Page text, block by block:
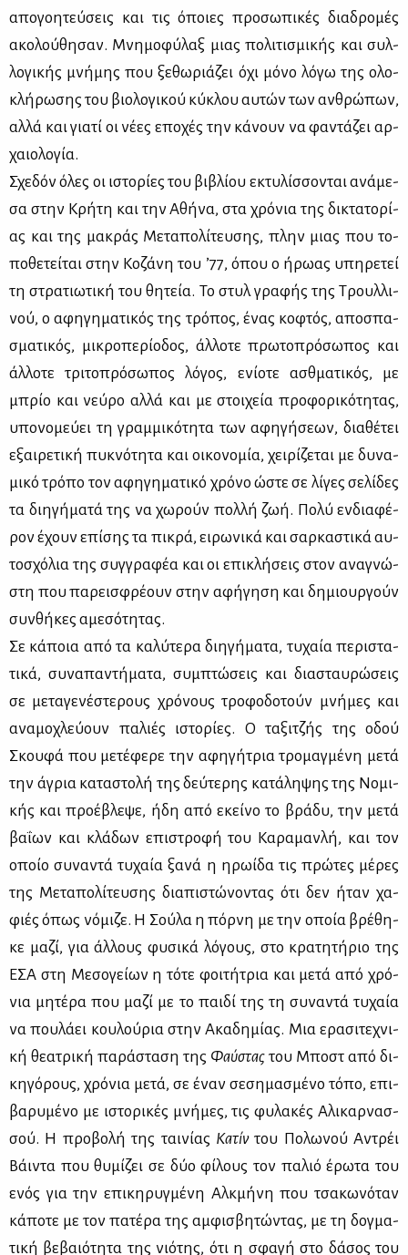
απο­γοη­τεύ­σεις και τις όποιες προ­σω­πι­κές δια­δρο­μές
ακο­λού­θη­σαν. Μνη­μο­φύ­λαξ μιας πο­λι­τι­σμι­κής και συλ­
λο­γι­κής μνή­μης που ξε­θω­ριά­ζει όχι μό­νο λό­γω της ολο­
κλή­ρω­σης του βιο­λο­γι­κού κύ­κλου αυ­τών των αν­θρώ­πων,
αλ­λά και για­τί οι νέ­ες επο­χές την κά­νουν να φα­ντά­ζει αρ­
χαιο­λο­γία.
Σχε­δόν όλες οι ιστο­ρί­ες του βι­βλί­ου εκτυ­λίσ­σο­νται ανά­με­
σα στην Κρή­τη και την Αθή­να, στα χρό­νια της δι­κτα­το­ρί­
ας και της μα­κράς Με­τα­πο­λί­τευ­σης, πλην μιας που το­
πο­θε­τεί­ται στην Κο­ζά­νη του ’77, όπου ο ήρω­ας υπη­ρε­τεί
τη στρα­τιω­τι­κή του θη­τεία. Το στυλ γρα­φής της Τρουλ­λι­
νού, ο αφη­γη­μα­τι­κός της τρό­πος, ένας κο­φτός, απο­σπα­
σμα­τι­κός, μι­κρο­πε­ρί­ο­δος, άλ­λο­τε πρω­το­πρό­σω­πος και
άλ­λο­τε τρι­το­πρό­σω­πος λό­γος, ενί­ο­τε ασθμα­τι­κός, με
μπρίο και νεύ­ρο αλ­λά και με στοι­χεία προ­φο­ρι­κό­τη­τας,
υπο­νο­μεύ­ει τη γραμ­μι­κό­τη­τα των αφη­γή­σε­ων, δια­θέ­τει
εξαι­ρε­τι­κή πυ­κνό­τη­τα και οι­κο­νο­μία, χει­ρί­ζε­ται με δυ­να­
μι­κό τρό­πο τον αφη­γη­μα­τι­κό χρό­νο ώστε σε λί­γες σε­λί­δες
τα δι­η­γή­μα­τά της να χω­ρούν πολ­λή ζωή. Πο­λύ εν­δια­φέ­
ρον έχουν επί­σης τα πι­κρά, ει­ρω­νι­κά και σαρ­κα­στι­κά αυ­
το­σχό­λια της συγ­γρα­φέα και οι επι­κλή­σεις στον ανα­γνώ­
στη που πα­ρει­σφρέ­ουν στην αφή­γη­ση και δη­μιουρ­γούν
συν­θή­κες αμε­σό­τη­τας.
Σε κά­ποια από τα κα­λύ­τε­ρα δι­η­γή­μα­τα, τυ­χαία πε­ρι­στα­
τι­κά, συ­να­πα­ντή­μα­τα, συμ­πτώ­σεις και δια­σταυ­ρώ­σεις
σε με­τα­γε­νέ­στε­ρους χρό­νους τρο­φο­δο­τούν μνή­μες και
ανα­μο­χλεύ­ουν πα­λιές ιστο­ρί­ες. Ο τα­ξι­τζής της οδού
Σκου­φά που με­τέ­φε­ρε την αφη­γή­τρια τρο­μαγ­μέ­νη με­τά
την άγρια κα­τα­στο­λή της δεύ­τε­ρης κα­τά­λη­ψης της Νο­μι­
κής και προ­έ­βλε­ψε, ήδη από εκεί­νο το βρά­δυ, την με­τά
βα­ΐ­ων και κλά­δων επι­στρο­φή του Κα­ρα­μαν­λή, και τον
οποίο συ­να­ντά τυ­χαία ξα­νά η ηρω­ί­δα τις πρώ­τες μέ­ρες
της Με­τα­πο­λί­τευ­σης δια­πι­στώ­νο­ντας ότι δεν ήταν χα­
φιές όπως νό­μι­ζε. Η Σού­λα η πόρ­νη με την οποία βρέ­θη­
κε μα­ζί, για άλ­λους φυ­σι­κά λό­γους, στο κρα­τη­τή­ριο της
ΕΣΑ στη Με­σο­γεί­ων η τό­τε φοι­τή­τρια και με­τά από χρό­
νια μη­τέ­ρα που μα­ζί με το παι­δί της τη συ­να­ντά τυ­χαία
να που­λά­ει κου­λού­ρια στην Ακα­δη­μί­ας. Μια ερα­σι­τε­χνι­
κή θε­α­τρι­κή πα­ρά­στα­ση της Φαύ­στας του Μποστ από δι­
κη­γό­ρους, χρό­νια με­τά, σε έναν σε­ση­μα­σμέ­νο τό­πο, επι­
βα­ρυ­μέ­νο με ιστο­ρι­κές μνή­μες, τις φυ­λα­κές Αλι­καρ­νασ­
σού. Η προ­βο­λή της ται­νί­ας Κα­τίντου Πο­λω­νού Αντρέι
Βάι­ντα που θυ­μί­ζει σε δύο φί­λους τον πα­λιό έρω­τα του
ενός για την επι­κη­ρυγ­μέ­νη Αλ­κμή­νη που τσα­κω­νό­ταν
κά­πο­τε με τον πα­τέ­ρα της αμ­φι­σβη­τώ­ντας, με τη δογ­μα­
τι­κή βε­βαιό­τη­τα της νιό­της, ότι η σφα­γή στο δά­σος του